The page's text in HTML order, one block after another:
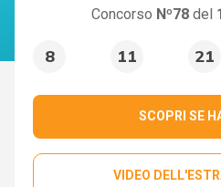
Concorso Nº78 del
8 11 21
SCOPRI SE
VIDEO